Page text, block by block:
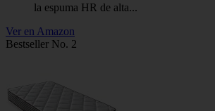
la espuma HR de alta...
Ver en Amazon
Bestseller No. 2